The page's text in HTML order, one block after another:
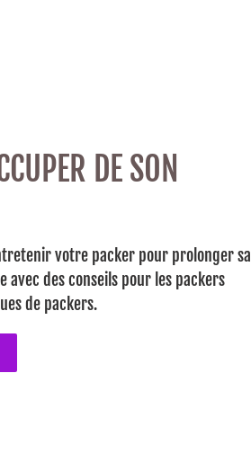
DE SON
votre packer pour prolonger sa
avec des conseils pour les packers
de packers.